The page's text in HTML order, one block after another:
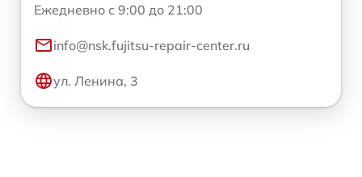
Ежедневно с 9:00 до 21:00
info@nsk.fujitsu-repair-center.ru
ул. Ленина, 3